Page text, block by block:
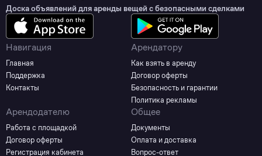
Доска объявлений для аренды вещей с безопасными сделками
Навигация
Главная
Поддержка
Контакты
Арендатору
Как взять в аренду
Договор оферты
Безопасность и гарантии
Политика рекламы
Арендодателю
Работа с площадкой
Договор оферты
Регистрация кабинета
Общее
Документы
Оплата и доставка
Вопрос-ответ